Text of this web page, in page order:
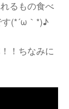
るもの食べ
(*´ω｀*)♪
！ちなみに